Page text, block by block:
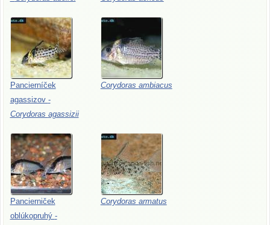
Pancierníček
agassizov -
Corydoras agassizii
Corydoras ambiacus
Pancierniček
oblúkopruhý -
Corydoras armatus